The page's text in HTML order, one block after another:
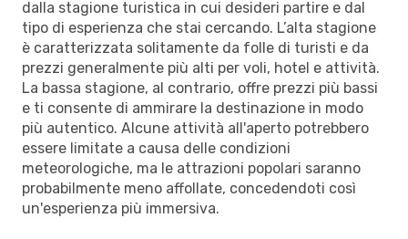
dalla stagione turistica in cui desideri partire e dal
tipo di esperienza che stai cercando. L’alta stagione
è caratterizzata solitamente da folle di turisti e da
prezzi generalmente più alti per voli, hotel e attività.
La bassa stagione, al contrario, offre prezzi più bassi
e ti consente di ammirare la destinazione in modo
più autentico. Alcune attività all'aperto potrebbero
essere limitate a causa delle condizioni
meteorologiche, ma le attrazioni popolari saranno
probabilmente meno affollate, concedendoti così
un'esperienza più immersiva.